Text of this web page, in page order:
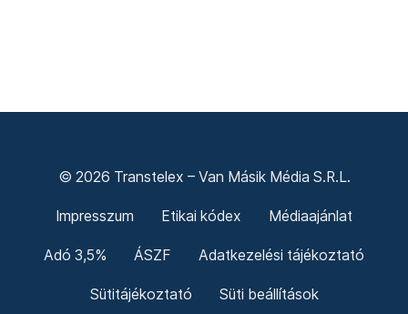
© 2026 Transtelex – Van Másik Média S.R.L.
Impresszum Etikai kódex Médiaajánlat
Adó 3,5% ÁSZF Adatkezelési tájékoztató
Sütitájékoztató Süti beállítások